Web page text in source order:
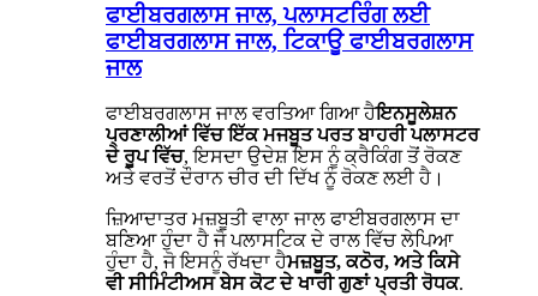
ਫਾਈਬਰਗਲਾਸ ਜਾਲ, ਪਲਾਸਟਰਿੰਗ ਲਈ
ਫਾਈਬਰਗਲਾਸ ਜਾਲ, ਟਿਕਾਊ ਫਾਈਬਰਗਲਾਸ
ਜਾਲ
ਫਾਈਬਰਗਲਾਸ ਜਾਲ ਵਰਤਿਆ ਗਿਆ ਹੈਇਨਸੂਲੇਸ਼ਨ
ਪ੍ਰਣਾਲੀਆਂ ਵਿੱਚ ਇੱਕ ਮਜਬੂਤ ਪਰਤ ਬਾਹਰੀ ਪਲਾਸਟਰ
ਦੇ ਰੂਪ ਵਿੱਚ, ਇਸਦਾ ਉਦੇਸ਼ ਇਸ ਨੂੰ ਕ੍ਰੈਕਿੰਗ ਤੋਂ ਰੋਕਣ
ਅਤੇ ਵਰਤੋਂ ਦੌਰਾਨ ਚੀਰ ਦੀ ਦਿੱਖ ਨੂੰ ਰੋਕਣ ਲਈ ਹੈ।
ਜ਼ਿਆਦਾਤਰ ਮਜ਼ਬੂਤੀ ਵਾਲਾ ਜਾਲ ਫਾਈਬਰਗਲਾਸ ਦਾ
ਬਣਿਆ ਹੁੰਦਾ ਹੈ ਜੋ ਪਲਾਸਟਿਕ ਦੇ ਰਾਲ ਵਿੱਚ ਲੇਪਿਆ
ਹੁੰਦਾ ਹੈ, ਜੋ ਇਸਨੂੰ ਰੱਖਦਾ ਹੈਮਜ਼ਬੂਤ, ਕਠੋਰ, ਅਤੇ ਕਿਸੇ
ਵੀ ਸੀਮਿੰਟੀਅਸ ਬੇਸ ਕੋਟ ਦੇ ਖਾਰੀ ਗੁਣਾਂ ਪ੍ਰਤੀ ਰੋਧਕ.